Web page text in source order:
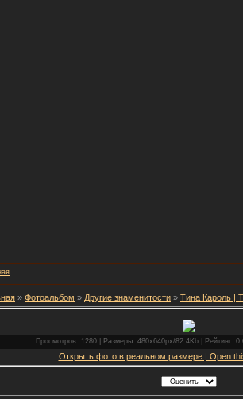
» Фотоальбом » Другие знаменитости » Тина Кароль |
Просмотров: 1280 | Размеры: 480x640px/82.4Kb | Рейтинг:
Открыть фото в реальном размере | Open